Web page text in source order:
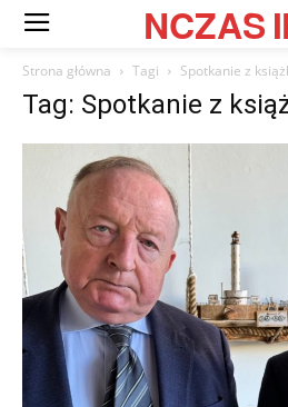
NCZAS
Strona główna Tagi Spotkanie z
Tag: Spotkanie z